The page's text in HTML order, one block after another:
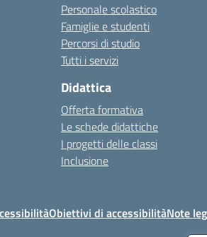
Personale scolastico
Famiglie e studenti
Percorsi di studio
Tutti i servizi
Didattica
Offerta formativa
Le schede didattiche
I progetti delle classi
Inclusione
Obiettivi di accessibilitàNote